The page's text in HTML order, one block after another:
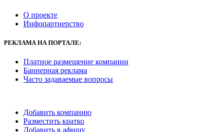
О проекте
Инфопартнерство
РЕКЛАМА НА ПОРТАЛЕ:
Платное размещение компании
Баннерная реклама
Часто задаваемые вопросы
Добавить компанию
Разместить кратко
Добавить в афишу